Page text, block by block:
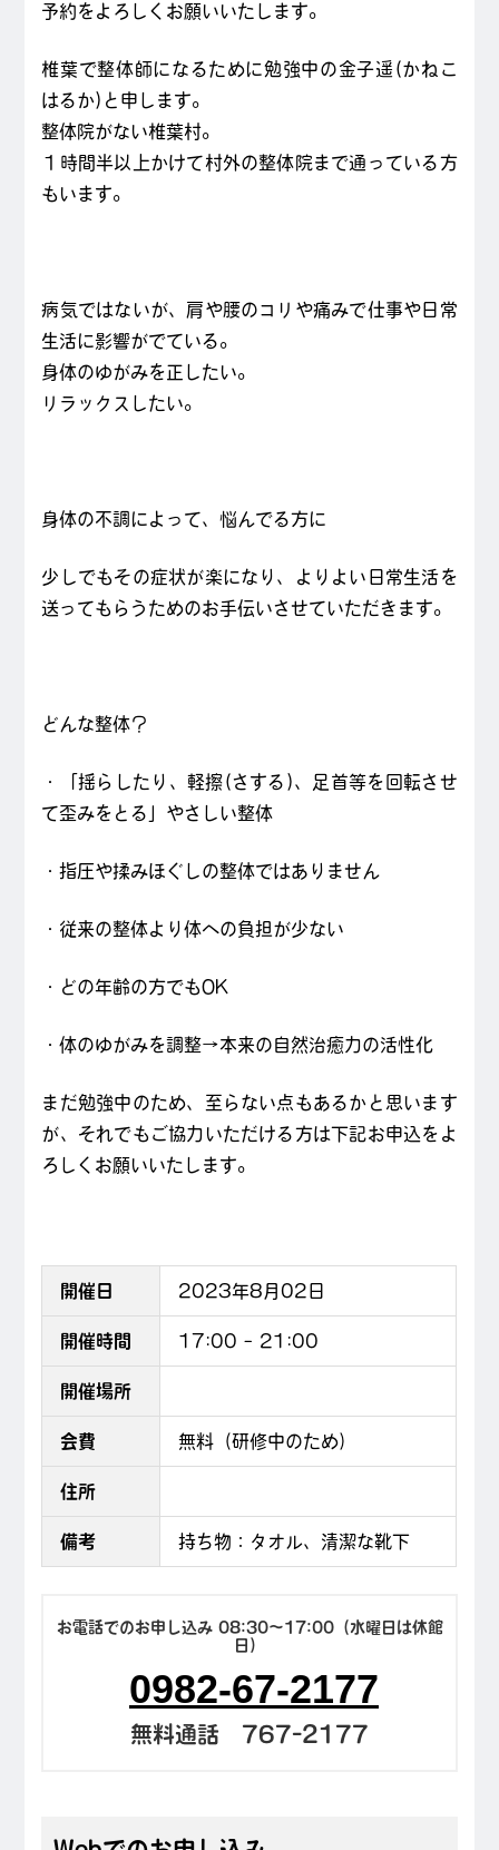
予約をよろしくお願いいたします。
椎葉で整体師になるために勉強中の金子遥(かねこ
はるか)と申します。
整体院がない椎葉村。
１時間半以上かけて村外の整体院まで通っている方
もいます。
病気ではないが、肩や腰のコリや痛みで仕事や日常
生活に影響がでている。
身体のゆがみを正したい。
リラックスしたい。
身体の不調によって、悩んでる方に
少しでもその症状が楽になり、よりよい日常生活を
送ってもらうためのお手伝いさせていただきます。
どんな整体？
・「揺らしたり、軽擦(さする)、足首等を回転させ
て歪みをとる」やさしい整体
・指圧や揉みほぐしの整体ではありません
・従来の整体より体への負担が少ない
・どの年齢の方でもOK
・体のゆがみを調整→本来の自然治癒力の活性化
まだ勉強中のため、至らない点もあるかと思います
が、それでもご協力いただける方は下記お申込をよ
ろしくお願いいたします。
開催日 2023年8月02日
開催時間 17:00 – 21:00
開催場所
会費 無料（研修中のため）
住所
備考 持ち物：タオル、清潔な靴下
お電話でのお申し込み 08:30〜17:00（水曜日は休館
日）
0982-67-2177
無料通話 767-2177